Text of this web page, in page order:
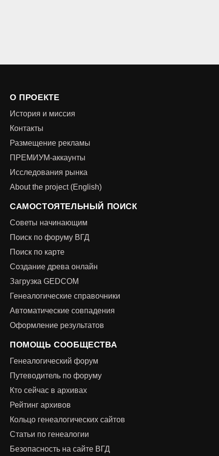
О ПРОЕКТЕ
История и миссия
Контакты
Размещение рекламы
ПРЕМИУМ-аккаунты
Исследования рынка
About the project (English)
САМОСТОЯТЕЛЬНЫЙ ПОИСК
Советы начинающим
Поиск по форуму ВГД
Поиск по карте
Создание древа онлайн
Загрузка GEDCOM
Генеалогические справочники
Автоматические совпадения
Оформление результатов
ПОМОЩЬ СООБЩЕСТВА
Генеалогический форум
Путеводитель по форуму
Кто сейчас в архивах
Рейтинг архивов
Кольцо генеалогических сайтов
Статьи по генеалогии
Безопасность на сайте ВГД